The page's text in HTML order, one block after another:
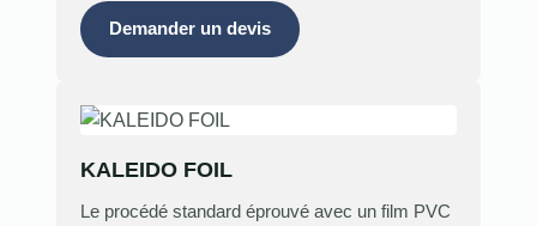
Demander un devis
KALEIDO FOIL
Le procédé standard éprouvé avec un film PVC